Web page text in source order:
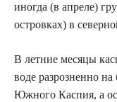
иногда (в апреле)
островках) в
В летние месяцы
воде разрозненно
Южного Каспия, а